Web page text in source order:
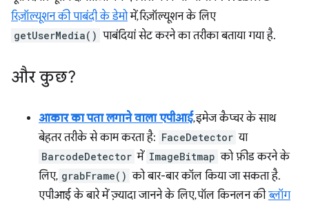
रिज़ॉल्यूशन की पाबंदी के डेमोमें, रिज़ॉल्यूशन के लिए
getUserMedia() पाबंदियां सेट करने का तरीका बताया गया है.
और कुछ?
आकार का पता लगाने वाला एपीआई, इमेज कैप्चर के साथ
बेहतर तरीके से काम करता है: FaceDetector या
BarcodeDetector में ImageBitmap को फ़ीड करने के
लिए, grabFrame() को बार-बार कॉल किया जा सकता है.
एपीआई के बारे में ज़्यादा जानने के लिए, पॉल किनलन कीब्लॉग